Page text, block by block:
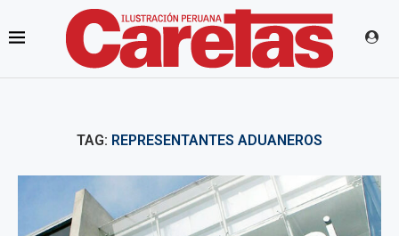
TAG: REPRESENTANTES ADUANEROS